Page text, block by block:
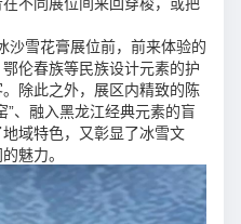
沙雪花膏展位前，前来体验的
伦春族等民族设计元素的护
除此之外，展区内精致的陈
”、融入黑龙江经典元素的盲
域特色，又彰显了冰雪文
魅力。